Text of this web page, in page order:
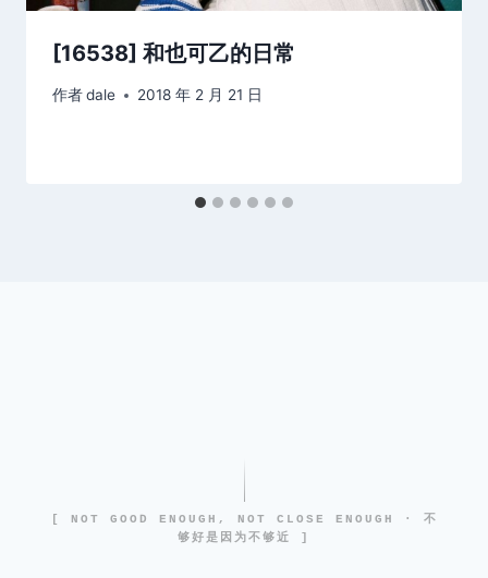
[16538] 和也可乙的日常
作者dale 2018 年 2 月 21 日
[ NOT GOOD ENOUGH, NOT CLOSE ENOUGH · 不
够好是因为不够近 ]